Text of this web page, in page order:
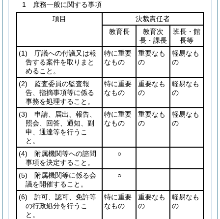
1 庶務一般に関する事項
項目
決裁責任者
教育長
教育次
長・課長
班長・館
長等
(1) 庁議への付議又は報
告する案件を取りまと
めること。
特に重要
なもの
重要なも
の
軽易なも
の
(2) 監査委員の監査報
告、指摘事項等に係る
事務を処理すること。
特に重要
なもの
重要なも
の
軽易なも
の
(3) 申請、届出、報告、
照会、回答、通知、副
申、通達等を行うこ
と。
特に重要
なもの
重要なも
の
軽易なも
の
(4) 附属機関等への諮問
事項を決定すること。
○
(5) 附属機関等に係る会
議を開催すること。
○
(6) 許可、認可、免許等
の行政処分を行うこ
と。
特に重要
なもの
重要なも
の
軽易なも
の